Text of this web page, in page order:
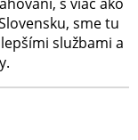
sme tu
službami a